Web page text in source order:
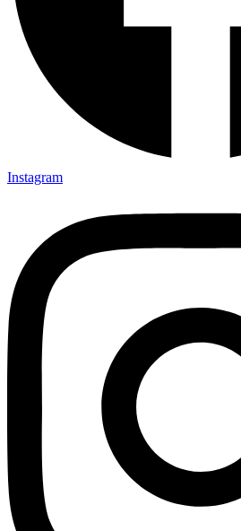
Instagram